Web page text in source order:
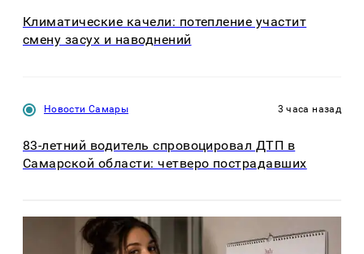
Климатические качели: потепление участит
смену засух и наводнений
Новости Самары 3 часа назад
83-летний водитель спровоцировал ДТП в
Самарской области: четверо пострадавших